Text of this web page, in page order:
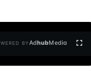
BYAdhubMedia